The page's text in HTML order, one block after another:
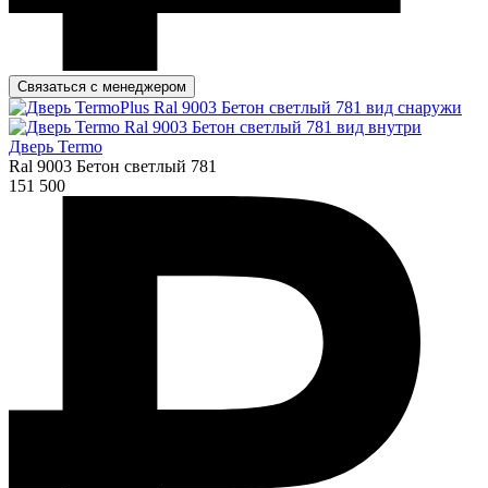
Связаться с менеджером
Дверь Termo
Ral 9003 Бетон светлый 781
151 500